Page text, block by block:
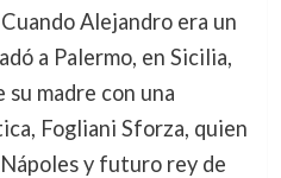
Alejandro era un
a Palermo, en Sicilia,
su madre con una
Fogliani Sforza, quien
y futuro rey de